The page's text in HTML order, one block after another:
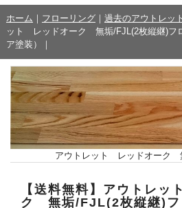
ホーム ｜ フローリング｜ 過去のアウトレッ
ット レッドオーク 無垢/FJL(2枚縦継)フ
ア塗装）
｜
アウトレット レッドオーク
【送料無料】アウトレ
ク 無垢/FJL(2枚縦継)